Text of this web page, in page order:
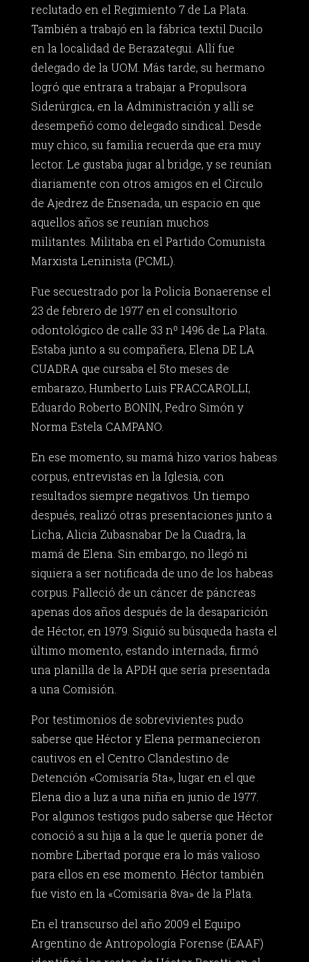
reclutado en el Regimiento 7 de La Plata.
También a trabajó en la fábrica textil Ducilo
en la localidad de Berazategui. Allí fue
delegado de la UOM. Más tarde, su hermano
logró que entrara a trabajar a Propulsora
Siderúrgica, en la Administración y allí se
desempeñó como delegado sindical. Desde
muy chico, su familia recuerda que era muy
lector. Le gustaba jugar al bridge, y se reunían
diariamente con otros amigos en el Círculo
de Ajedrez de Ensenada, un espacio en que
aquellos años se reunían muchos
militantes. Militaba en el Partido Comunista
Marxista Leninista (PCML).
Fue secuestrado por la Policía Bonaerense el
23 de febrero de 1977 en el consultorio
odontológico de calle 33 nº 1496 de La Plata.
Estaba junto a su compañera, Elena DE LA
CUADRA que cursaba el 5to meses de
embarazo, Humberto Luis FRACCAROLLI,
Eduardo Roberto BONIN, Pedro Simón y
Norma Estela CAMPANO.
En ese momento, su mamá hizo varios habeas
corpus, entrevistas en la Iglesia, con
resultados siempre negativos. Un tiempo
después, realizó otras presentaciones junto a
Licha, Alicia Zubasnabar De la Cuadra, la
mamá de Elena. Sin embargo, no llegó ni
siquiera a ser notificada de uno de los habeas
corpus. Falleció de un cáncer de páncreas
apenas dos años después de la desaparición
de Héctor, en 1979. Siguió su búsqueda hasta el
último momento, estando internada, firmó
una planilla de la APDH que sería presentada
a una Comisión.
Por testimonios de sobrevivientes pudo
saberse que Héctor y Elena permanecieron
cautivos en el Centro Clandestino de
Detención «Comisaría 5ta», lugar en el que
Elena dio a luz a una niña en junio de 1977.
Por algunos testigos pudo saberse que Héctor
conoció a su hija a la que le quería poner de
nombre Libertad porque era lo más valioso
para ellos en ese momento. Héctor también
fue visto en la «Comisaria 8va» de la Plata.
En el transcurso del año 2009 el Equipo
Argentino de Antropología Forense (EAAF)